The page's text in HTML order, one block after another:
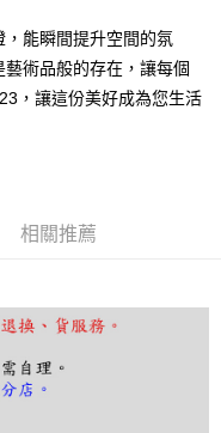
跳轉至「AFTEE先享後付」
成結帳。
的連結，可透過四大超商／
費
能瞬間提升空間的氛
術品般的存在，讓每個
，讓這份美好成為您生活
相關推薦